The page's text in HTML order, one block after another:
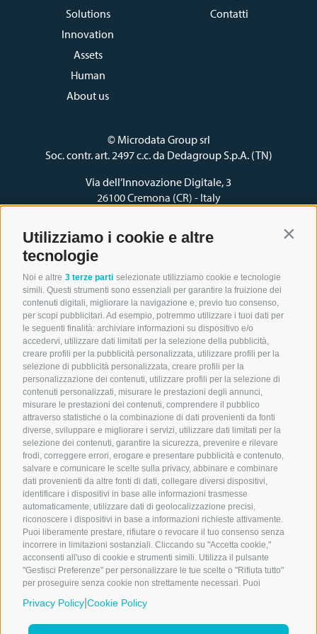
Utilizziamo i cookie e altre
tecnologie
Noi e altre 3 terze parti selezionate utilizziamo cookie e tecnologie
simili. Questi strumenti sono essenziali per garantire la fruizione dei
contenuti digitali, migliorare la navigazione e, previo tuo consenso,
per scopi pubblicitari. Ad esempio, potremmo utilizzare i tuoi dati per
le seguenti finalità: archiviare informazioni su dispositivo e/o
accedervi, utilizzare dati limitati per la selezione della pubblicità,
creare profili per la pubblicità personalizzata, utilizzare profili per la
selezione di pubblicità personalizzata, creare profili per la
personalizzazione dei contenuti, utilizzare profili per la selezione di
contenuti personalizzati, misurare le prestazioni degli annunci,
misurare le prestazioni dei contenuti, comprendere il pubblico
attraverso statistiche o la combinazione di dati provenienti da fonti
diverse, sviluppare e migliorare i servizi, utilizzare dati limitati per la
selezione dei contenuti, garantire la sicurezza, prevenire e rilevare
frodi, correggere errori, erogare e presentare pubblicità e contenuto,
salvare e comunicare le scelte sulla privacy, abbinare e combinare
dati provenienti da altre fonti di dati, collegare diversi dispositivi,
identificare i dispositivi in base alle informazioni trasmesse
automaticamente, utilizzare dati di geolocalizzazione precisi,
riconoscere i dispositivi in base a informazioni richieste attivamente.
Puoi liberamente prestare, rifiutare o revocare il tuo consenso senza
incorrere in limitazioni sostanziali. Cliccando su "Accetta cookie,"
acconsenti all'uso di cookie e strumenti simili. Utilizza il pulsante
"Gestisci Preferenze" per personalizzare le tue scelte o "Rifiuta tutto"
per proseguire senza cookie non strettamente necessari. Puoi
"Preferenze Cookie" in fondo alla pagina o sull'icona dello scudo in
Privacy Policy Cookie Policy
Archiviazione fisica
Codice Etico
Sponsorship
Newspaper
Comunicati stampa
Articoli
Contatti
Solutions
Innovation
Assets
Human
About us
Contatti
© Microdata Group srl
Soc. contr. art. 2497 c.c. da Dedagroup S.p.A. (TN)
Via dell’Innovazione Digitale, 3
26100 Cremona (CR) - Italy
P.IVA 04623280965
Gestione preferenze Cookie
Privacy Policy
Cookie Policy
Copyright & Disclaimer
Whistleblowing policy
Credits
Follow us
Microdata Group
è una società di
Markets & Solutions
Group
Insights